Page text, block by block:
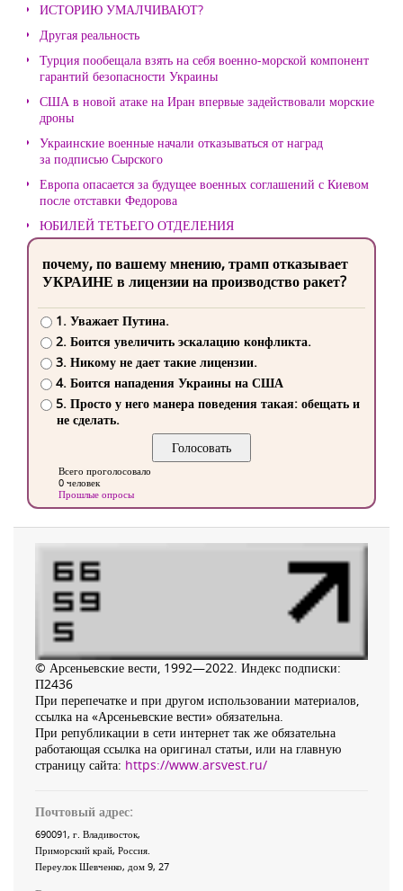
ИСТОРИЮ УМАЛЧИВАЮТ?
Другая реальность
Турция пообещала взять на себя военно-морской компонент
гарантий безопасности Украины
США в новой атаке на Иран впервые задействовали морские
дроны
Украинские военные начали отказываться от наград
за подписью Сырского
Европа опасается за будущее военных соглашений с Киевом
после отставки Федорова
ЮБИЛЕЙ ТЕТЬЕГО ОТДЕЛЕНИЯ
почему, по вашему мнению, трамп отказывает
УКРАИНЕ в лицензии на производство ракет?
1. Уважает Путина.
2. Боится увеличить эскалацию конфликта.
3. Никому не дает такие лицензии.
4. Боится нападения Украины на США
5. Просто у него манера поведения такая: обещать и
не сделать.
Всего проголосовало
0 человек
Прошлые опросы
© Арсеньевские вести, 1992—2022. Индекс подписки:
П2436
При перепечатке и при другом использовании материалов,
ссылка на «Арсеньевские вести» обязательна.
При републикации в сети интернет так же обязательна
работающая ссылка на оригинал статьи, или на главную
страницу сайта: https://www.arsvest.ru/
Почтовый адрес:
690091, г. Владивосток,
Приморский край, Россия
Переулок Шевченко, дом 9, 27